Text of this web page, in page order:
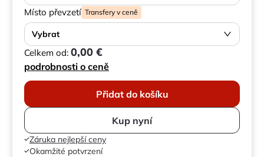
Místo převzetí Transfery v ceně
Vybrat
Celkem od: 0,00 €
podrobnosti o ceně
Přidat do košíku
Kup nyní
Záruka nejlepší ceny
Okamžité potvrzení